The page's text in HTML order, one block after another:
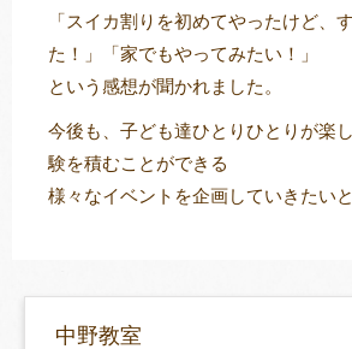
「スイカ割りを初めてやったけど、
た！」「家でもやってみたい！」
という感想が聞かれました。
今後も、子ども達ひとりひとりが楽
験を積むことができる
様々なイベントを企画していきたい
中野教室